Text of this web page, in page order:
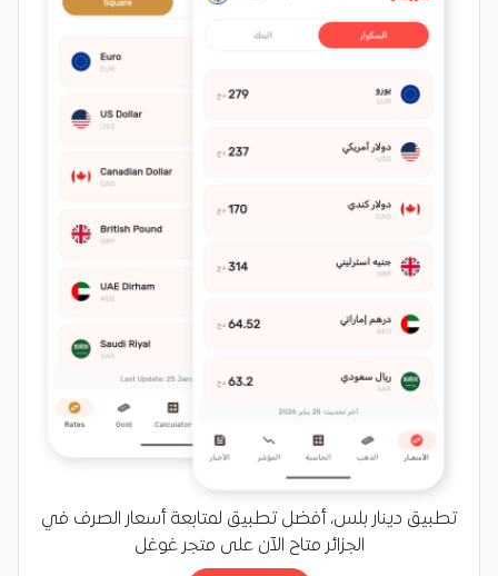
تطبيق دينار بلس، أفضل تطبيق لمتابعة أسعار الصرف في
الجزائر متاح الآن على متجر غوغل